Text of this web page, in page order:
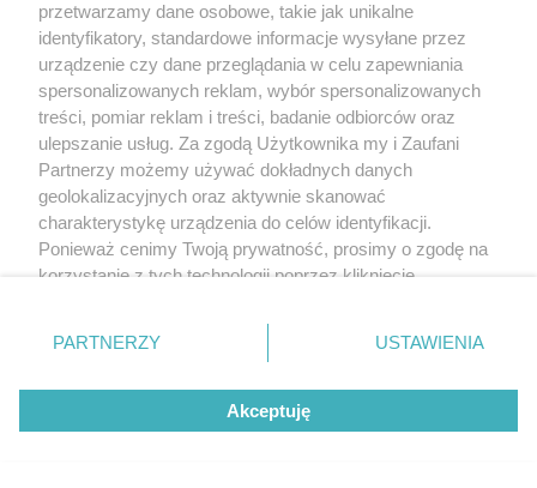
przetwarzamy dane osobowe, takie jak unikalne
identyfikatory, standardowe informacje wysyłane przez
urządzenie czy dane przeglądania w celu zapewniania
spersonalizowanych reklam, wybór spersonalizowanych
treści, pomiar reklam i treści, badanie odbiorców oraz
ulepszanie usług. Za zgodą Użytkownika my i Zaufani
Partnerzy możemy używać dokładnych danych
geolokalizacyjnych oraz aktywnie skanować
charakterystykę urządzenia do celów identyfikacji.
Ponieważ cenimy Twoją prywatność, prosimy o zgodę na
korzystanie z tych technologii poprzez kliknięcie
zmienić/wycofać klikając przycisk ustawień prywatności
znajdujący się w lewym dolnym rogu strony
rodzaje przetwarzania danych nie wymagają zgody
użytkownika, ale masz prawo sprzeciwić się takiemu
przetwarzaniu. Preferencje będą miały zastosowanie tylko
PARTNERZY USTAWIENIA
Akceptuję